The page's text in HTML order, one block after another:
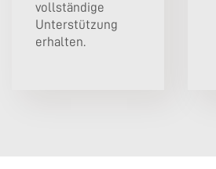
vollständige
Unterstützung
erhalten.